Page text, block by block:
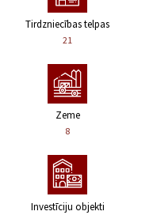
Tirdzniecības telpas
21
Zeme
8
Investīciju objekti